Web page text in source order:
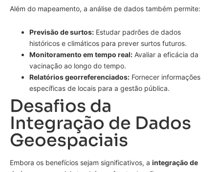
Além do mapeamento, a análise de dados também permite:
Previsão de surtos: Estudar padrões de dados
históricos e climáticos para prever surtos futuros.
Monitoramento em tempo real: Avaliar a eficácia da
vacinação ao longo do tempo.
Relatórios georreferenciados: Fornecer informações
específicas de locais para a gestão pública.
Desafios da
Integração de Dados
Geoespaciais
Embora os benefícios sejam significativos, a integração de